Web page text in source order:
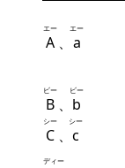
A
エー
、 a
エー
B
ビー
、 b
ビー
C
シー
、 c
シー
ディー